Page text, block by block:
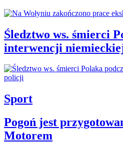
Śledztwo ws. śmierci
interwencji
Sport
Pogoń jest
Motorem